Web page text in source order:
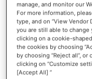
NOVOS CLIENTES
Criar uma conta online tem
rapidamente, gravar mais que
muito mais.
manage, and monitor our
For more information,
type, and on “View Vendor
you are still able to
clicking on a cookie-
the cookies by choosing
by choosing “Reject all”,
clicking on “Customize
[Accept All] ”